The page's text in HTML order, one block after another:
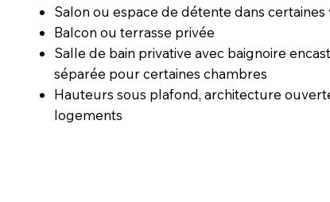
Salon ou espace de détente dans certaines
Balcon ou terrasse privée
Salle de bain privative avec baignoire
séparée pour certaines chambres
Hauteurs sous plafond, architecture
logements